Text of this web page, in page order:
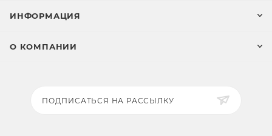
ИНФОРМАЦИЯ
О КОМПАНИИ
ПОДПИСАТЬСЯ НА РАССЫЛКУ